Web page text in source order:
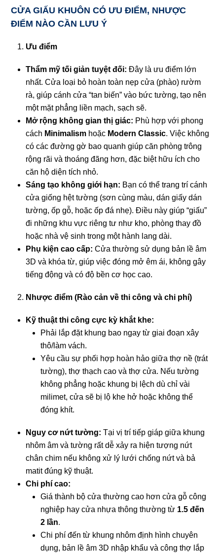
CỬA GIẤU KHUÔN CÓ ƯU ĐIỂM, NHƯỢC
ĐIỂM NÀO CẦN LƯU Ý
Ưu điểm
Thẩm mỹ tối giản tuyệt đối: Đây là ưu điểm lớn
nhất. Cửa loại bỏ hoàn toàn nẹp cửa (phào) rườm
rà, giúp cánh cửa “tan biến” vào bức tường, tạo nên
một mặt phẳng liền mạch, sạch sẽ.
Mở rộng không gian thị giác: Phù hợp với phong
cách Minimalism hoặc Modern Classic. Việc không
có các đường gờ bao quanh giúp căn phòng trông
rộng rãi và thoáng đãng hơn, đặc biệt hữu ích cho
căn hộ diện tích nhỏ.
Sáng tạo không giới hạn: Bạn có thể trang trí cánh
cửa giống hệt tường (sơn cùng màu, dán giấy dán
tường, ốp gỗ, hoặc ốp đá nhẹ). Điều này giúp “giấu”
đi những khu vực riêng tư như kho, phòng thay đồ
hoặc nhà vệ sinh trong một hành lang dài.
Phụ kiện cao cấp: Cửa thường sử dụng bản lề âm
3D và khóa từ, giúp việc đóng mở êm ái, không gây
tiếng động và có độ bền cơ học cao.
Nhược điểm (Rào cản về thi công và chi phí)
Kỹ thuật thi công cực kỳ khắt khe:
Phải lắp đặt khung bao ngay từ giai đoạn xây
thô/làm vách.
Yêu cầu sự phối hợp hoàn hảo giữa thợ nề (trát
tường), thợ thạch cao và thợ cửa. Nếu tường
không phẳng hoặc khung bị lệch dù chỉ vài
milimet, cửa sẽ bị lộ khe hở hoặc không thể
đóng khít.
Nguy cơ nứt tường: Tại vị trí tiếp giáp giữa khung
nhôm âm và tường rất dễ xảy ra hiện tượng nứt
chân chim nếu không xử lý lưới chống nứt và bả
matit đúng kỹ thuật.
Chi phí cao:
Giá thành bộ cửa thường cao hơn cửa gỗ công
nghiệp hay cửa nhựa thông thường từ 1.5 đến
2 lần.
Chi phí đến từ khung nhôm định hình chuyên
dụng, bản lề âm 3D nhập khẩu và công thợ lắp